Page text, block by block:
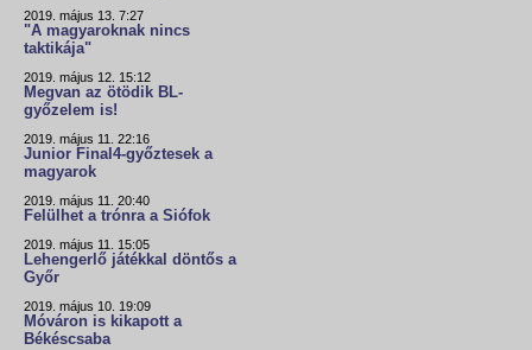
2019. május 13. 7:27
"A magyaroknak nincs
taktikája"
2019. május 12. 15:12
Megvan az ötödik BL-
győzelem is!
2019. május 11. 22:16
Junior Final4-győztesek a
magyarok
2019. május 11. 20:40
Felülhet a trónra a Siófok
2019. május 11. 15:05
Lehengerlő játékkal döntős a
Győr
2019. május 10. 19:09
Móváron is kikapott a
Békéscsaba